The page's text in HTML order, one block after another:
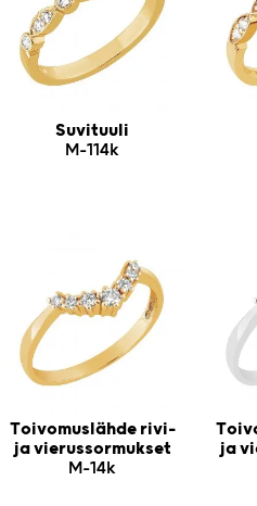
Suvituuli
M-114k
Toivomuslähde rivi-
ja vierussormukset
M-14k
ja